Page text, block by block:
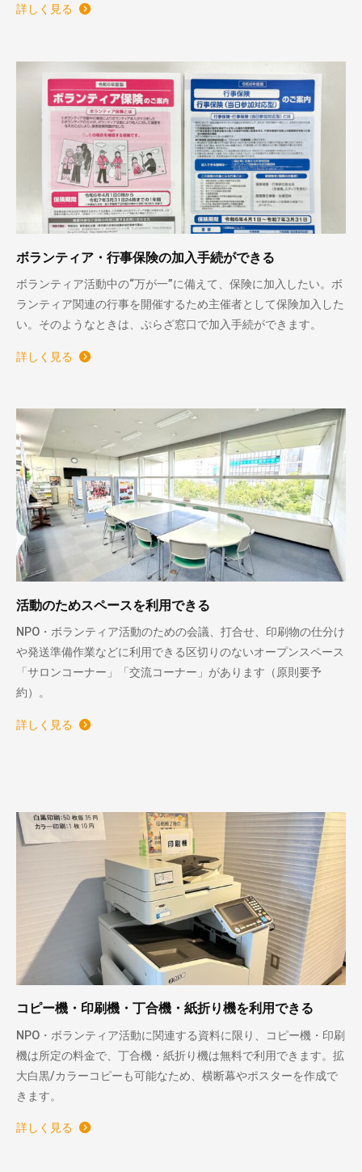
詳しく見る
ボランティア・行事保険の加入手続ができる
ボランティア活動中の“万が一”に備えて、保険に加入したい。ボ
ランティア関連の行事を開催するため主催者として保険加入した
い。そのようなときは、ぷらざ窓口で加入手続ができます。
詳しく見る
活動のためスペースを利用できる
NPO・ボランティア活動のための会議、打合せ、印刷物の仕分け
や発送準備作業などに利用できる区切りのないオープンスペース
「サロンコーナー」「交流コーナー」があります（原則要予
約）。
詳しく見る
コピー機・印刷機・丁合機・紙折り機を利用できる
NPO・ボランティア活動に関連する資料に限り、コピー機・印刷
機は所定の料金で、丁合機・紙折り機は無料で利用できます。拡
大白黒/カラーコピーも可能なため、横断幕やポスターを作成で
きます。
詳しく見る